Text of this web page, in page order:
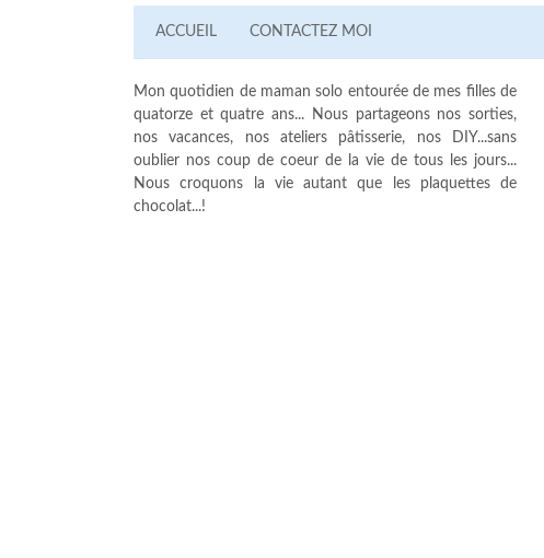
ACCUEIL CONTACTEZ MOI
Mon quotidien de maman solo entourée de mes filles de
quatorze et quatre ans... Nous partageons nos sorties,
nos vacances, nos ateliers pâtisserie, nos DIY...sans
oublier nos coup de coeur de la vie de tous les jours...
Nous croquons la vie autant que les plaquettes de
chocolat...!